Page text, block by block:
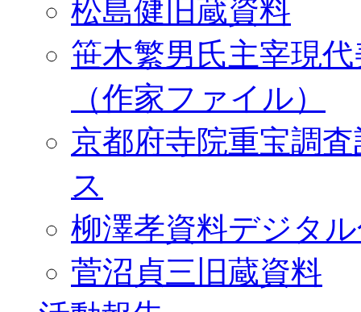
松島健旧蔵資料
笹木繁男氏主宰現
（作家ファイル）
京都府寺院重宝調
ス
柳澤孝資料デジタ
菅沼貞三旧蔵資料